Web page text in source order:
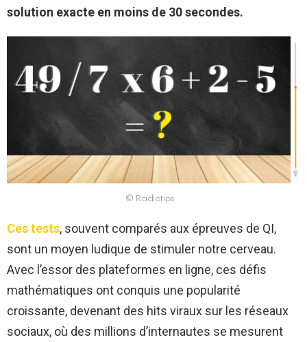
solution exacte en moins de 30 secondes.
© Radiotips
Ces tests, souvent comparés aux épreuves de QI,
sont un moyen ludique de stimuler notre cerveau.
Avec l’essor des plateformes en ligne, ces défis
mathématiques ont conquis une popularité
croissante, devenant des hits viraux sur les réseaux
sociaux, où des millions d’internautes se mesurent